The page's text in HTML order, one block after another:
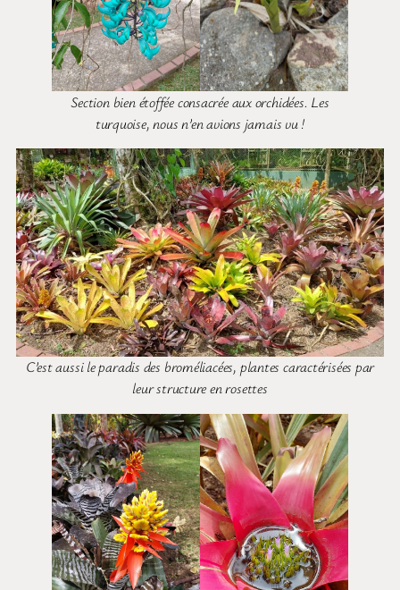
Section bien étoffée consacrée aux orchidées. Les
turquoise, nous n’en avions jamais vu !
C’est aussi le paradis des broméliacées, plantes caractérisées par
leur structure en rosettes